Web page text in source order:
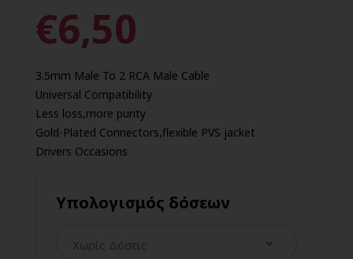
€6,50
3.5mm Male To 2 RCA Male Cable
Universal Compatibility
Less loss,more purity
Gold-Plated Connectors,flexible PVS jacket
Drivers Occasions
Υπολογισμός δόσεων